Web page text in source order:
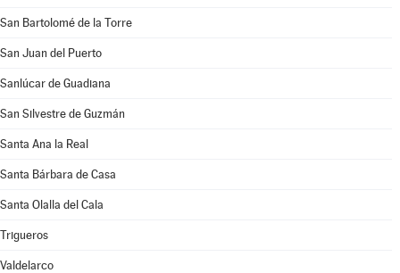
San Bartolomé de la Torre
San Juan del Puerto
Sanlúcar de Guadiana
San Silvestre de Guzmán
Santa Ana la Real
Santa Bárbara de Casa
Santa Olalla del Cala
Trigueros
Valdelarco